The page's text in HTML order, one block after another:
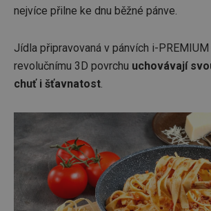
nejvíce přilne ke dnu běžné pánve.
Jídla připravovaná v pánvích i-
revolučnímu 3D povrchu uchovávají
chuť i šťavnatost